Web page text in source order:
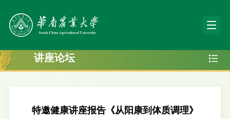
讲座论坛
特邀健康讲座报告《从阳康到体质调理》